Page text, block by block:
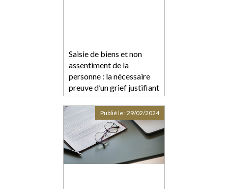
Saisie de biens et non
assentiment de la
personne : la nécessaire
preuve d’un grief justifiant
la nullité d’une telle saisie
Publié le :29/02/2024